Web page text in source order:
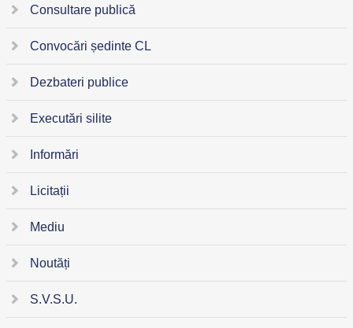
Consultare publică
Convocări ședinte CL
Dezbateri publice
Executări silite
Informări
Licitații
Mediu
Noutăți
S.V.S.U.